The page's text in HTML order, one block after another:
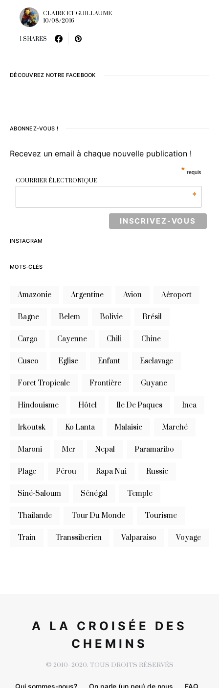
CLAIRE ET GUILLAUME
10/08/2016
1 SHARES
DÉCOUVREZ NOTRE FACEBOOK
ABONNEZ-VOUS !
Recevez un email à chaque nouvelle publication !
* requis
COURRIER ÉLECTRONIQUE
*
INSTAGRAM
MOTS-CLÉS
Amazonie Argentine Avion Aéroport
Bagne Belem Bolivie Brésil
Cargo Cayenne Chili Chine
Cusco Eglise Enfant Esclavage
Foret Tropicale Frontière Guyane
Hindouisme Hôtel Ile De Paques Inca
Irkoutsk Ko Lanta Malaisie Marché
Maroni Mer Nepal Paramaribo
Plage Pérou Rapa Nui Russie
Siné-Saloum Sénégal Temple
Thailande Tour Du Monde Tourisme
Train Transsiberien Valparaiso Voyage
A LA CROISÉE DES
CHEMINS
© 2010- 2020. TOUS DROITS RÉSERVÉS